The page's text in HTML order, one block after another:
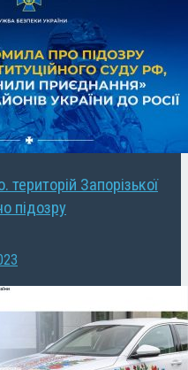
територій Запорізької
підозру